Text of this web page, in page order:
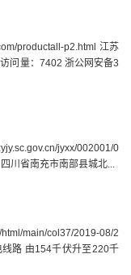
productall-p2.html 江苏
问量：7402 浙公网安备3
jyxx/002001/0
川省南充市南部县城北...
main/col37/2019-08/2
路 由154千伏升至220千